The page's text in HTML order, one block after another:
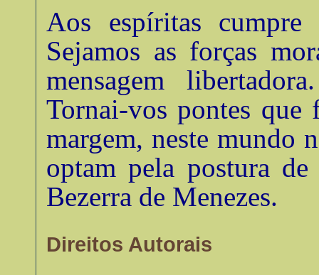
Aos espíritas
Sejamos as forças
mensagem
Tornai-vos pontes que
margem, neste mundo
optam pela postura
Bezerra de Menezes.
Direitos Autorais